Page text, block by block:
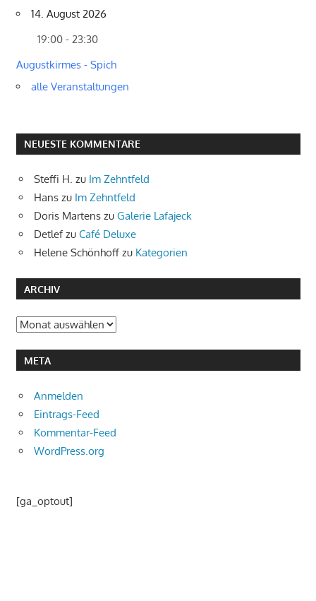
14. August 2026
19:00 - 23:30
Augustkirmes - Spich
alle Veranstaltungen
NEUESTE KOMMENTARE
Steffi H. zu Im Zehntfeld
Hans zu Im Zehntfeld
Doris Martens zu Galerie Lafajeck
Detlefzu Café Deluxe
Helene Schönhoff zu Kategorien
ARCHIV
Archiv
META
Anmelden
Eintrags-Feed
Kommentar-Feed
WordPress.org
[ga_optout]